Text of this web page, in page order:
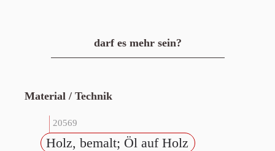
darf es mehr sein?
Material / Technik
20569
Holz, bemalt; Öl auf Holz